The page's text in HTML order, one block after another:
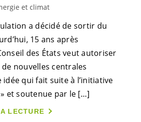
et climat
a décidé de sortir du
15 ans après
des États veut autoriser
nouvelles centrales
idée qui fait suite à l’initiative
et soutenue par le […]
LECTURE